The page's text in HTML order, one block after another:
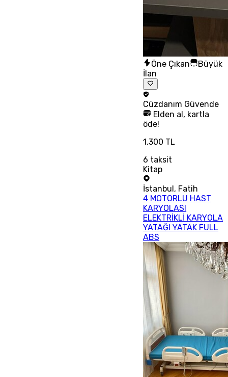
Öne Çıkan
Büyük
İlan
Cüzdanım Güvende
Elden al, kartla
öde!
1.300 TL
6 taksit
Kitap
İstanbul, Fatih
4 MOTORLU HAST
KARYOLASI
ELEKTRİKLİ KARYOLA
YATAĞI YATAK FULL
ABS